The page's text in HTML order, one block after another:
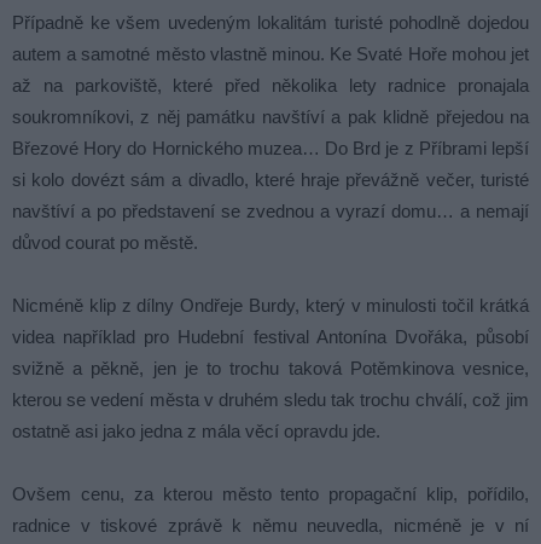
Případně ke všem uvedeným lokalitám turisté pohodlně dojedou
autem a samotné město vlastně minou. Ke Svaté Hoře mohou jet
až na parkoviště, které před několika lety radnice pronajala
soukromníkovi, z něj památku navštíví a pak klidně přejedou na
Březové Hory do Hornického muzea… Do Brd je z Příbrami lepší
si kolo dovézt sám a divadlo, které hraje převážně večer, turisté
navštíví a po představení se zvednou a vyrazí domu… a nemají
důvod courat po městě.
Nicméně klip z dílny Ondřeje Burdy, který v minulosti točil krátká
videa například pro Hudební festival Antonína Dvořáka, působí
svižně a pěkně, jen je to trochu taková Potěmkinova vesnice,
kterou se vedení města v druhém sledu tak trochu chválí, což jim
ostatně asi jako jedna z mála věcí opravdu jde.
Ovšem cenu, za kterou město tento propagační klip, pořídilo,
radnice v tiskové zprávě k němu neuvedla, nicméně je v ní